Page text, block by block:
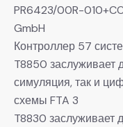
PR6423/00R-
GmbH
Контроллер 57
T8850 заслуживает
симуляция, так и
схемы FTA 3
T8830 заслуживает